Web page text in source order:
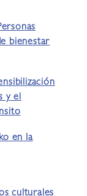
bienestar
y el
en la
culturales